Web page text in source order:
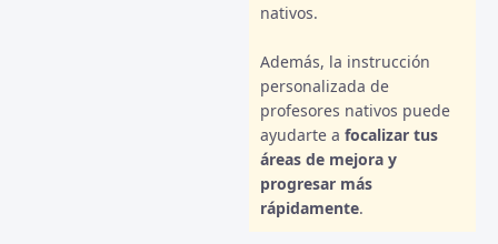
nativos.
Además, la instrucción
personalizada de
profesores nativos puede
ayudarte a focalizar tus
áreas de mejora y
progresar más
rápidamente.